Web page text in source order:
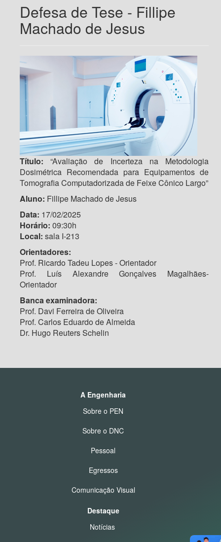
Defesa de Tese - Fillipe
Machado de Jesus
Título: “Avaliação de Incerteza na Metodologia
Dosimétrica Recomendada para Equipamentos de
Tomografia Computadorizada de Feixe Cônico Largo”
Aluno: Fillipe Machado de Jesus
Data: 17/02/2025
Horário: 09:30h
Local: sala I-213
Orientadores:
Prof. Ricardo Tadeu Lopes - Orientador
Prof. Luís Alexandre Gonçalves Magalhães-
Orientador
Banca examinadora:
Prof. Davi Ferreira de Oliveira
Prof. Carlos Eduardo de Almeida
Dr. Hugo Reuters Schelin
A Engenharia
Sobre o PEN
Sobre o DNC
Pessoal
Egressos
Comunicação Visual
Destaque
Notícias